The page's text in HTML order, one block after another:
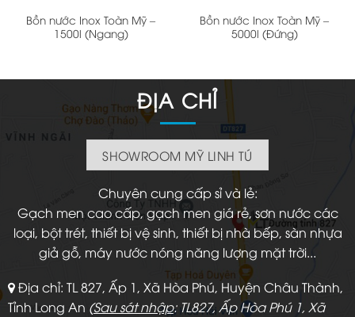
Bồn nước Inox Toàn Mỹ –
1500l (Ngang)
Bồn nước Inox Toàn Mỹ –
5000l (Đứng)
ĐỊA CHỈ
SHOWROOM MỸ LINH TÚ
Chuyên cung cấp sỉ và lẻ:
Gạch men cao cấp, gạch men giá rẻ, sơn nước các
loại, bột trét, thiết bị vệ sinh, thiết bị nhà bếp, sàn nhựa
giả gỗ, máy nước nóng năng lượng mặt trời...
Địa chỉ: TL 827, Ấp 1, Xã Hòa Phú, Huyện Châu Thành,
Tỉnh Long An (Sau sát nhập: TL827, Ấp Hòa Phú 1, Xã